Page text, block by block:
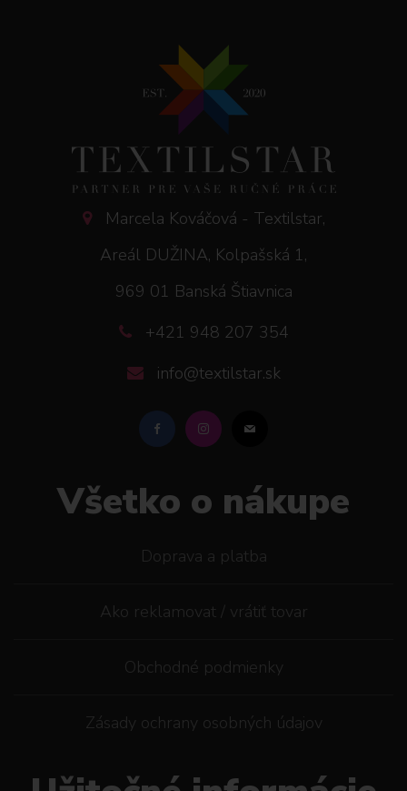
Marcela Kováčová - Textilstar,
Areál DUŽINA, Kolpašská 1,
969 01 Banská Štiavnica
+421 948 207 354
info@textilstar.sk
Všetko o nákupe
Doprava a platba
Ako reklamovat / vrátiť tovar
Obchodné podmienky
Zásady ochrany osobných údajov